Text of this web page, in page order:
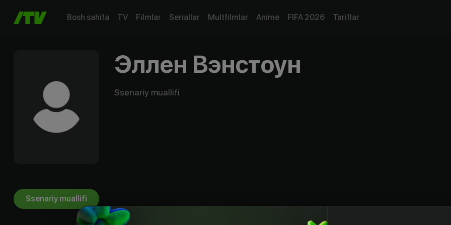
Bosh sahifa TV Filmlar Seriallar Multfilmlar Anime FIFA 2026 Tariflar
Эллен Вэнстоун
Ssenariy muallifi
Ssenariy muallifi